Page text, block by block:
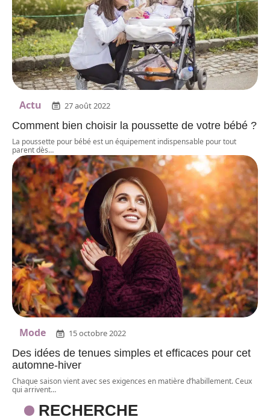
Actu 27 août 2022
Comment bien choisir la poussette de votre bébé ?
La poussette pour bébé est un équipement indispensable pour tout
parent dès…
Mode 15 octobre 2022
Des idées de tenues simples et efficaces pour cet
automne-hiver
Chaque saison vient avec ses exigences en matière d’habillement. Ceux
qui arrivent…
RECHERCHE